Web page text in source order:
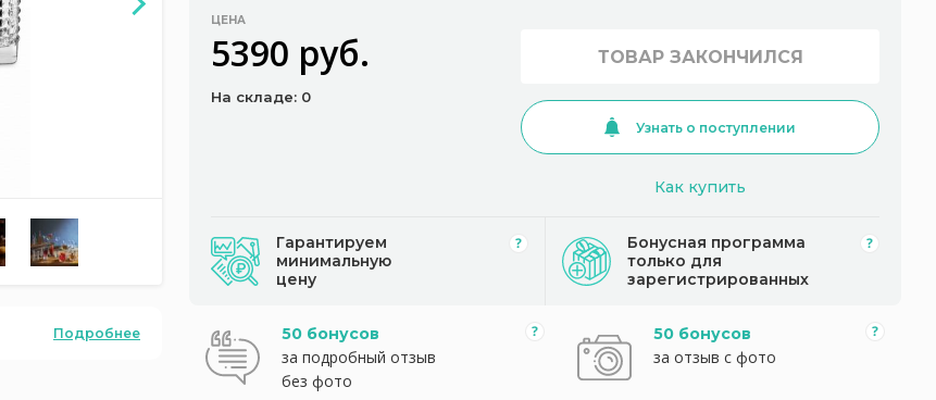
Подробнее
ЦЕНА
5390 руб.
На складе: 0
ТОВАР ЗАКОНЧИЛСЯ
Узнать о поступлении
Как купить
Гарантируем
минимальную
цену
Бонусная программа
только для
зарегистрированных
50 бонусов
за подробный отзыв
без фото
50 бонусов
за отзыв с фото